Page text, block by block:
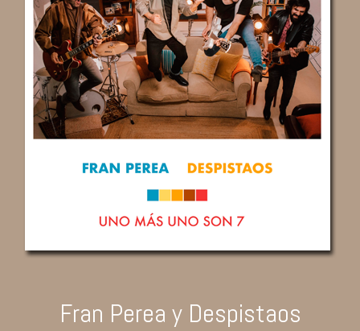
Fran Perea y Despistaos